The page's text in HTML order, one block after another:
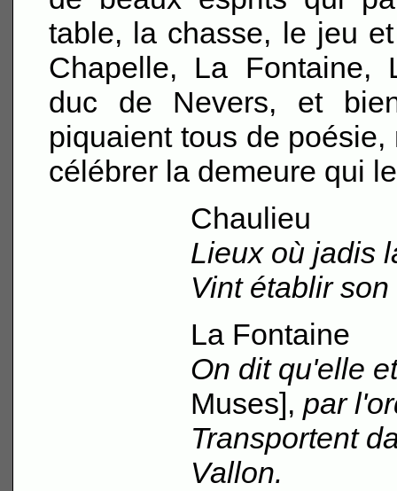
table, la chasse, le jeu
Chapelle, La Fontaine,
duc de Nevers, et
piquaient tous de
célébrer la demeure qui
Chaulieu
Lieux où jadis
Vint établir
La Fontaine
On dit qu'elle
Muses], par
Transportent
Vallon.